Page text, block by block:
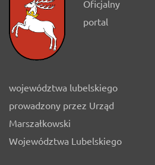
Oficjalny
portal
województwa lubelskiego
prowadzony przez Urząd
Marszałkowski
Województwa Lubelskiego